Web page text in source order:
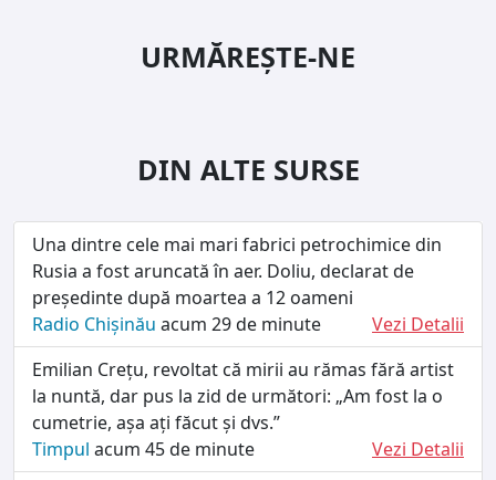
URMĂREȘTE-NE
DIN ALTE SURSE
Una dintre cele mai mari fabrici petrochimice din
Rusia a fost aruncată în aer. Doliu, declarat de
președinte după moartea a 12 oameni
Radio Chișinău acum 29 de minute
Vezi Detalii
Emilian Crețu, revoltat că mirii au rămas fără artist
la nuntă, dar pus la zid de următori: „Am fost la o
cumetrie, așa ați făcut și dvs.”
Timpul acum 45 de minute
Vezi Detalii